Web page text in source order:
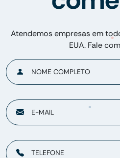
Atendemos empresas em
EUA. Fale
NOME COMPLETO
E-MAIL
TELEFONE